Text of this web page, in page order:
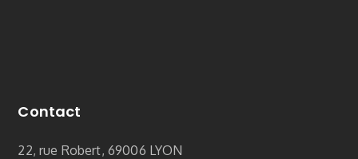
Contact
22, rue Robert, 69006 LYON